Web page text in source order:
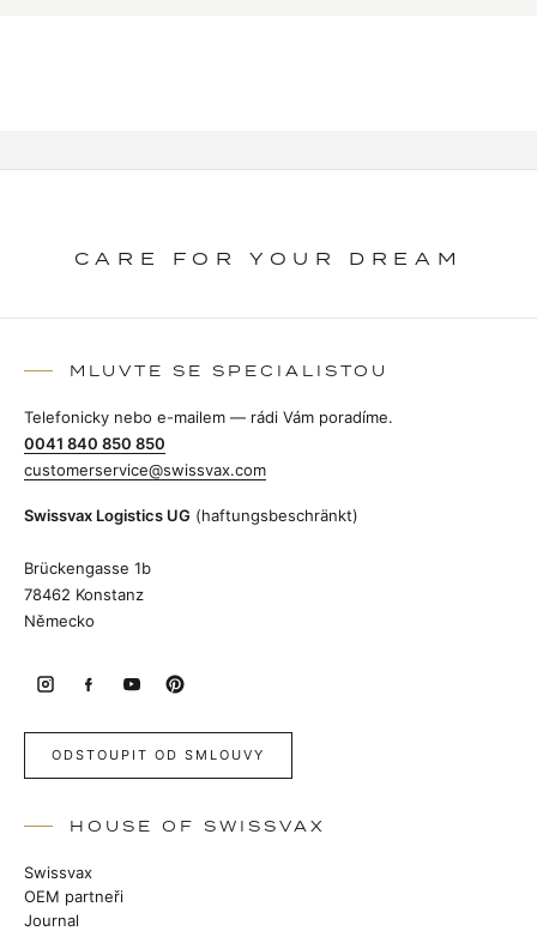
CARE FOR YOUR DREAM
MLUVTE SE SPECIALISTOU
Telefonicky nebo e-mailem — rádi Vám poradíme.
0041 840 850 850
customerservice@swissvax.com
Swissvax Logistics UG (haftungsbeschränkt)
Brückengasse 1b
78462 Konstanz
Německo
ODSTOUPIT OD SMLOUVY
HOUSE OF SWISSVAX
Swissvax
OEM partneři
Journal